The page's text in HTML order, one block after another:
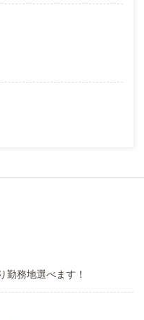
勤務地選べます！